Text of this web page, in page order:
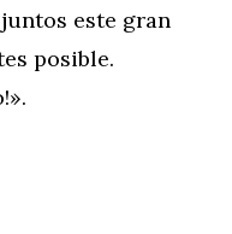
este gran
posible.